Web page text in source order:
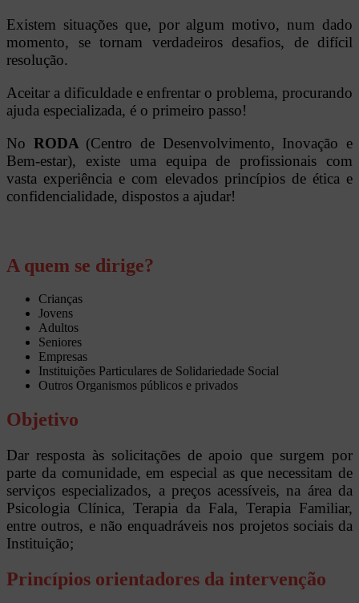
Existem situações que, por algum motivo, num dado
momento, se tornam verdadeiros desafios, de difícil
resolução.
Aceitar a dificuldade e enfrentar o problema, procurando
ajuda especializada, é o primeiro passo!
No RODA (Centro de Desenvolvimento, Inovação e
Bem-estar), existe uma equipa de profissionais com
vasta experiência e com elevados princípios de ética e
confidencialidade, dispostos a ajudar!
A quem se dirige?
Crianças
Jovens
Adultos
Seniores
Empresas
Instituições Particulares de Solidariedade Social
Outros Organismos públicos e privados
Objetivo
Dar resposta às solicitações de apoio que surgem por
parte da comunidade, em especial as que necessitam de
serviços especializados, a preços acessíveis, na área da
Psicologia Clínica, Terapia da Fala, Terapia Familiar,
entre outros, e não enquadráveis nos projetos sociais da
Instituição;
Princípios orientadores da intervenção